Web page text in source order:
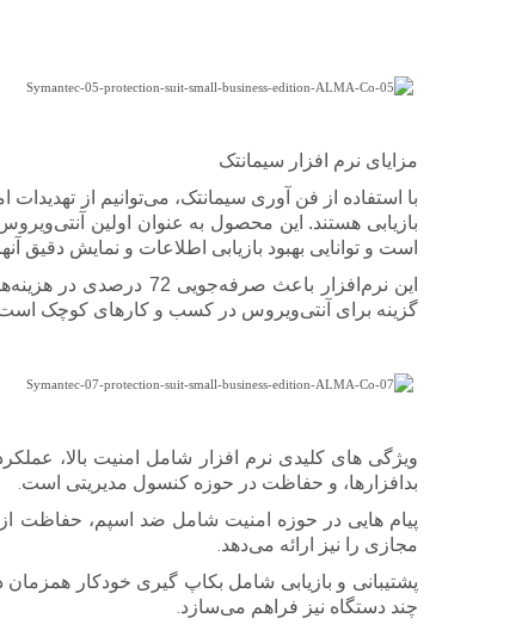
مزایای نرم افزار سیمانتک
با استفاده از فن آوری سیمانتک، می‌توانیم از
بازیابی هستند. این محصول به عنوان اولین
است و توانایی بهبود بازیابی اطلاعات و نمایش دقیق
این نرم‌افزار باعث
گزینه برای آنتی‌ویروس در کسب و کارهای کوچک
ویژگی های کلیدی نرم افزار شامل امنیت بالا،
بدافزارها، و حفاظت در حوزه کنسول مدیریتی است
پیام هایی در حوزه امنیت شامل ضد اسپم، حفاظت از
مجازی را نیز ارائه می‌دهد
پشتیبانی و بازیابی شامل بکاپ گیری خودکار همزمان
چند دستگاه نیز فراهم می‌سازد